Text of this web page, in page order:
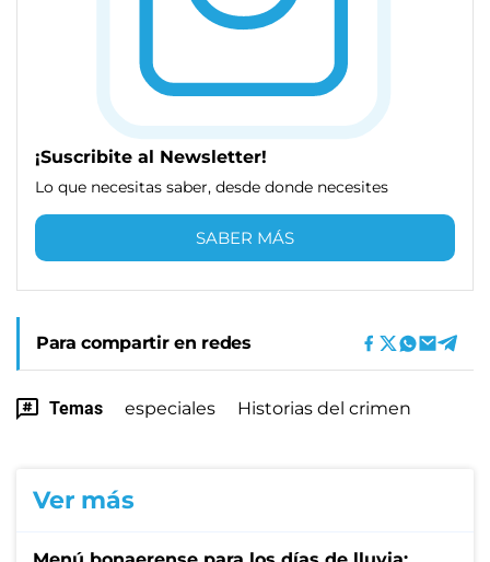
¡Suscribite al Newsletter!
Lo que necesitas saber, desde donde necesites
SABER MÁS
Para compartir en redes
Temas especiales Historias del crimen
Ver más